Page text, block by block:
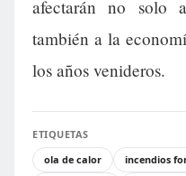
afectarán no solo
también a la
los años venideros.
ETIQUETAS
ola de calor
incendios